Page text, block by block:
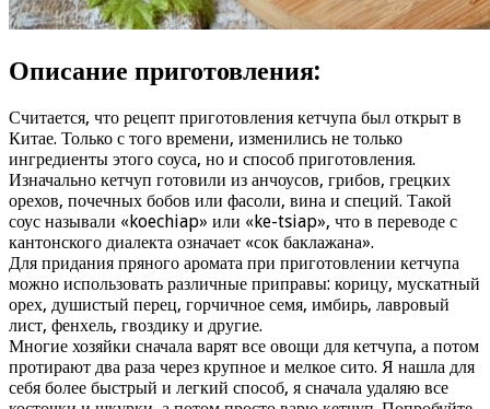
Описание приготовления:
Считается, что рецепт приготовления кетчупа был открыт в
Китае. Только с того времени, изменились не только
ингредиенты этого соуса, но и способ приготовления.
Изначально кетчуп готовили из анчоусов, грибов, грецких
орехов, почечных бобов или фасоли, вина и специй. Такой
соус называли «koechiap» или «ke-tsiap», что в переводе с
кантонского диалекта означает «сок баклажана».
Для придания пряного аромата при приготовлении кетчупа
можно использовать различные приправы: корицу, мускатный
орех, душистый перец, горчичное семя, имбирь, лавровый
лист, фенхель, гвоздику и другие.
Многие хозяйки сначала варят все овощи для кетчупа, а потом
протирают два раза через крупное и мелкое сито. Я нашла для
себя более быстрый и легкий способ, я сначала удаляю все